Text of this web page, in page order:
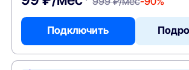
Подключить